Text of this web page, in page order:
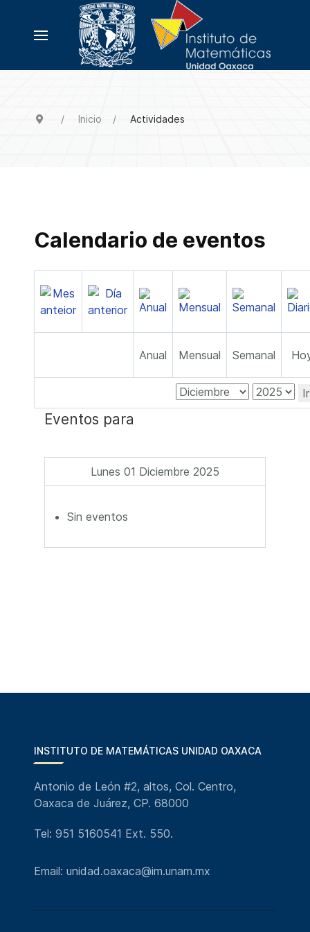
Inicio Actividades
Calendario de eventos
Anual Mensual Semanal
Eventos para
Lunes 01 Diciembre 2025
Sin eventos
INSTITUTO DE MATEMÁTICAS UNIDAD OAXACA
Antonio de León #2, altos, Col. Centro,
Oaxaca de Juárez, CP. 68000
Tel: 951 5160541 Ext. 550.
Email: unidad.oaxaca@im.unam.mx